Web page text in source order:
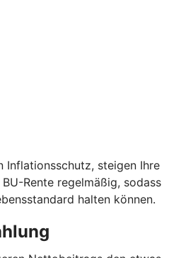
Inflationsschutz, steigen Ihre
Rente regelmäßig, sodass
halten können.